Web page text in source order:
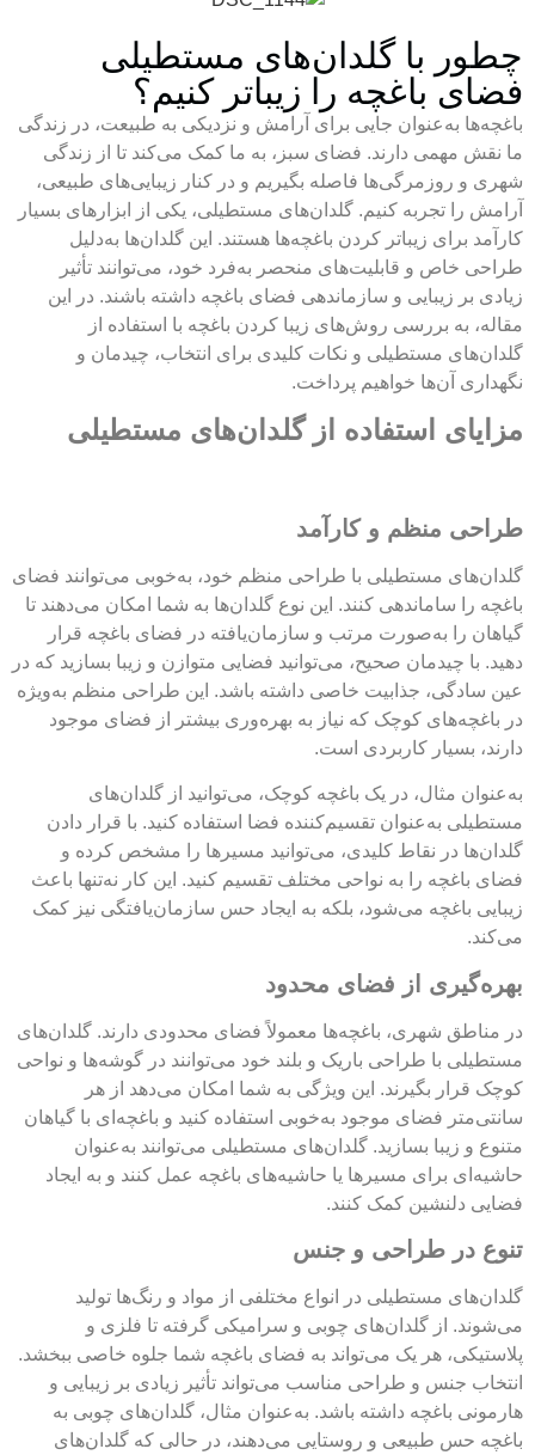
چطور با گلدان‌های مستطیلی
فضای باغچه را زیباتر کنیم؟
باغچه‌ها به‌عنوان جایی برای آرامش و نزدیکی به طبیعت، در زندگی
ما نقش مهمی دارند. فضای سبز، به ما کمک می‌کند تا از زندگی
شهری و روزمرگی‌ها فاصله بگیریم و در کنار زیبایی‌های طبیعی،
آرامش را تجربه کنیم. گلدان‌های مستطیلی، یکی از ابزارهای بسیار
کارآمد برای زیباتر کردن باغچه‌ها هستند. این گلدان‌ها به‌دلیل
طراحی خاص و قابلیت‌های منحصر به‌فرد خود، می‌توانند تأثیر
زیادی بر زیبایی و سازماندهی فضای باغچه داشته باشند. در این
مقاله، به بررسی روش‌های زیبا کردن باغچه با استفاده از
گلدان‌های مستطیلی و نکات کلیدی برای انتخاب، چیدمان و
نگهداری آن‌ها خواهیم پرداخت.
مزایای استفاده از گلدان‌های مستطیلی
طراحی منظم و کارآمد
گلدان‌های مستطیلی با طراحی منظم خود، به‌خوبی می‌توانند فضای
باغچه را ساماندهی کنند. این نوع گلدان‌ها به شما امکان می‌دهند تا
گیاهان را به‌صورت مرتب و سازمان‌یافته در فضای باغچه قرار
دهید. با چیدمان صحیح، می‌توانید فضایی متوازن و زیبا بسازید که در
عین سادگی، جذابیت خاصی داشته باشد. این طراحی منظم به‌ویژه
در باغچه‌های کوچک که نیاز به بهره‌وری بیشتر از فضای موجود
دارند، بسیار کاربردی است.
به‌عنوان مثال، در یک باغچه کوچک، می‌توانید از گلدان‌های
مستطیلی به‌عنوان تقسیم‌کننده فضا استفاده کنید. با قرار دادن
گلدان‌ها در نقاط کلیدی، می‌توانید مسیرها را مشخص کرده و
فضای باغچه را به نواحی مختلف تقسیم کنید. این کار نه‌تنها باعث
زیبایی باغچه می‌شود، بلکه به ایجاد حس سازمان‌یافتگی نیز کمک
می‌کند.
بهره‌گیری از فضای محدود
در مناطق شهری، باغچه‌ها معمولاً فضای محدودی دارند. گلدان‌های
مستطیلی با طراحی باریک و بلند خود می‌توانند در گوشه‌ها و نواحی
کوچک قرار بگیرند. این ویژگی به شما امکان می‌دهد از هر
سانتی‌متر فضای موجود به‌خوبی استفاده کنید و باغچه‌ای با گیاهان
متنوع و زیبا بسازید. گلدان‌های مستطیلی می‌توانند به‌عنوان
حاشیه‌ای برای مسیرها یا حاشیه‌های باغچه عمل کنند و به ایجاد
فضایی دلنشین کمک کنند.
تنوع در طراحی و جنس
گلدان‌های مستطیلی در انواع مختلفی از مواد و رنگ‌ها تولید
می‌شوند. از گلدان‌های چوبی و سرامیکی گرفته تا فلزی و
پلاستیکی، هر یک می‌تواند به فضای باغچه شما جلوه خاصی ببخشد.
انتخاب جنس و طراحی مناسب می‌تواند تأثیر زیادی بر زیبایی و
هارمونی باغچه داشته باشد. به‌عنوان مثال، گلدان‌های چوبی به
باغچه حس طبیعی و روستایی می‌دهند، در حالی که گلدان‌های